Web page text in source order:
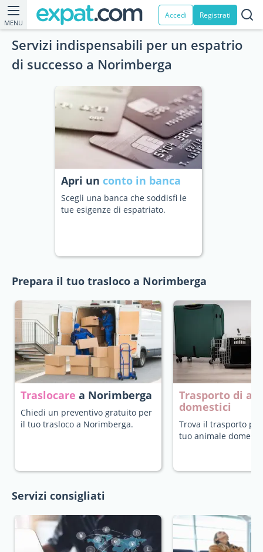
MENU
Accedi Registrati
Servizi indispensabili per un espatrio
di successo a Norimberga
Apri un conto in banca
Scegli una banca che soddisfi le
tue esigenze di espatriato.
Prepara il tuo trasloco a Norimberga
Traslocare a Norimberga
Chiedi un preventivo gratuito per
il tuo trasloco a Norimberga.
Trasporto di
domestici
Trova il trasporto
tuo animale
Servizi consigliati